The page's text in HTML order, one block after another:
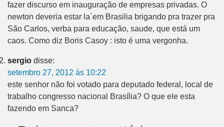
fazer discurso em inauguração de empresas privadas. O
newton deveria estar la´em Brasilia brigando pra trazer pra
São Carlos, verba para educação, saude, que está um
caos. Como diz Boris Casoy : isto é uma vergonha.
sergio disse:
setembro 27, 2012 às 10:22
este senhor não foi votado para deputado federal, local de
trabalho congresso nacional Brasília? O que ele esta
fazendo em Sanca?